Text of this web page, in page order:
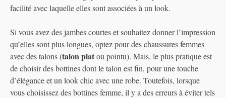
facilité avec laquelle elles sont associées à un look.
Si vous avez des jambes courtes et souhaitez donner l’impression
qu’elles sont plus longues, optez pour des chaussures femmes
avec des talons (talon platou pointu). Mais, le plus pratique est
de choisir des bottines dont le talon est fin, pour une touche
d’élégance et un look chic avec une robe. Toutefois, lorsque
vous choisissez des bottines femme, il y a des erreurs à éviter tels